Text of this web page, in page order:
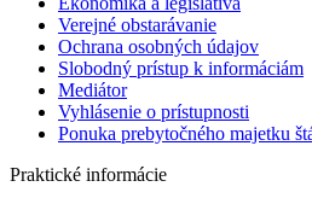
Verejné obstarávanie
Ochrana osobných údajov
Slobodný prístup k informáciám
Mediátor
Vyhlásenie o prístupnosti
Ponuka prebytočného majetku
Praktické informácie